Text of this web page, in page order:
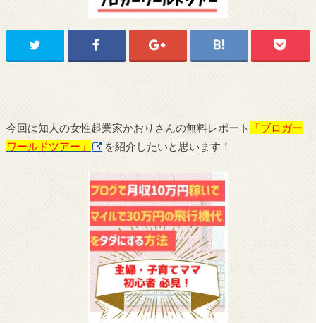
今回は知人の女性起業家かおりさんの無料レポート
「ブロガー
ワールドツアー」
を紹介したいと思います！